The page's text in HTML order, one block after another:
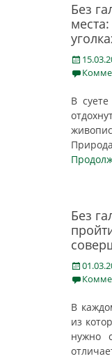
Без
Posted
on
В
Без
Posted
on
В
из
нужно